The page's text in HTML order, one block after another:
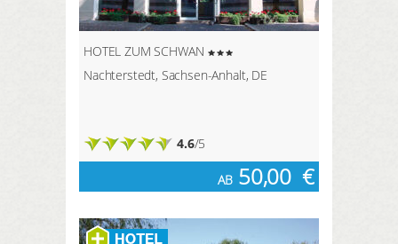
HOTEL ZUM SCHWAN
Nachterstedt, Sachsen-Anhalt, DE
4.6/5
AB 50,00 €